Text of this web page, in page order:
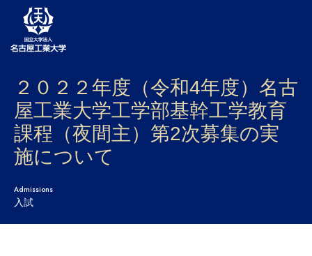
大学案内
学部・大学院・センター
入試
研究・産学官連携
２０２２年度（令和4年度）名古
屋工業大学工学部基幹工学教育
課程（夜間主）第2次募集の実
施について
Admissions
入試